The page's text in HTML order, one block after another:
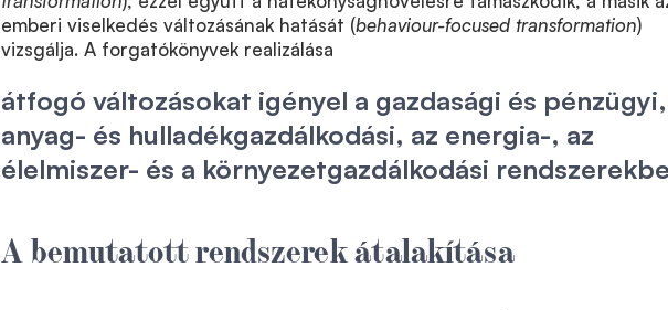
emberi viselkedés változásának hatását (behaviour-focused transformation)
vizsgálja. A forgatókönyvek realizálása
átfogó változásokat igényel a gazdasági és
anyag- és hulladékgazdálkodási, az energia-, az
élelmiszer- és a környezetgazdálkodási
A bemutatott rendszerek átalakítása